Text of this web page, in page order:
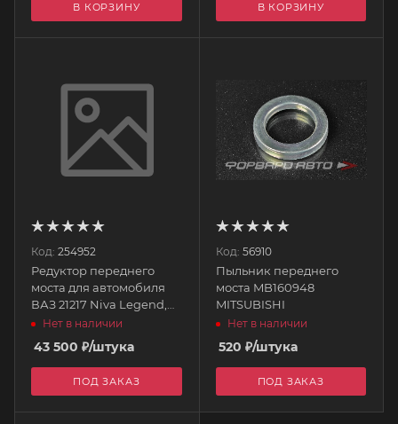
В КОРЗИНУ В КОРЗИНУ
Код: 254952
Редуктор переднего
моста для автомобиля
ВАЗ 21217 Niva Legend,
4x4, Urban (Завод) Lada
21217-2302010-00
АвтоВАЗ
Нет в наличии
43 500 ₽/штука
ПОД ЗАКАЗ
Код: 56910
Пыльник переднего
моста MB160948
MITSUBISHI
Нет в наличии
520 ₽/штука
ПОД ЗАКАЗ